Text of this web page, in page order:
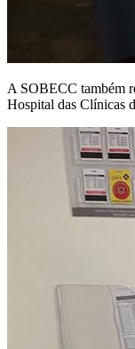
A SOBECC também
Hospital das Clínicas